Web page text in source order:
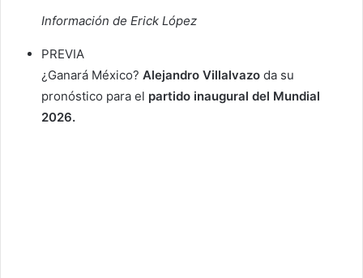
Información de Erick López
PREVIA
¿Ganará México? Alejandro Villalvazo da su
pronóstico para el partido inaugural del Mundial
2026.